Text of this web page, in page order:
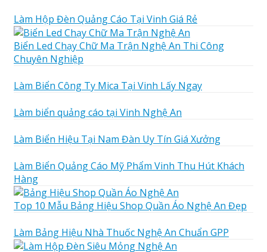
Làm Hộp Đèn Quảng Cáo Tại Vinh Giá Rẻ
Biển Led Chạy Chữ Ma Trận Nghệ An Thi Công
Chuyên Nghiệp
Làm Biển Công Ty Mica Tại Vinh Lấy Ngay
Làm biển quảng cáo tại Vinh Nghệ An
Làm Biển Hiệu Tại Nam Đàn Uy Tín Giá Xưởng
Làm Biển Quảng Cáo Mỹ Phẩm Vinh Thu Hút Khách
Hàng
Top 10 Mẫu Bảng Hiệu Shop Quần Áo Nghệ An Đẹp
Làm Bảng Hiệu Nhà Thuốc Nghệ An Chuẩn GPP